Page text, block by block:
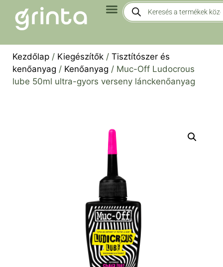
Kezdőlap / Kiegészítők / Tisztítószer és
kenőanyag / Kenőanyag / Muc-Off Ludocrous
lube 50ml ultra-gyors verseny lánckenőanyag